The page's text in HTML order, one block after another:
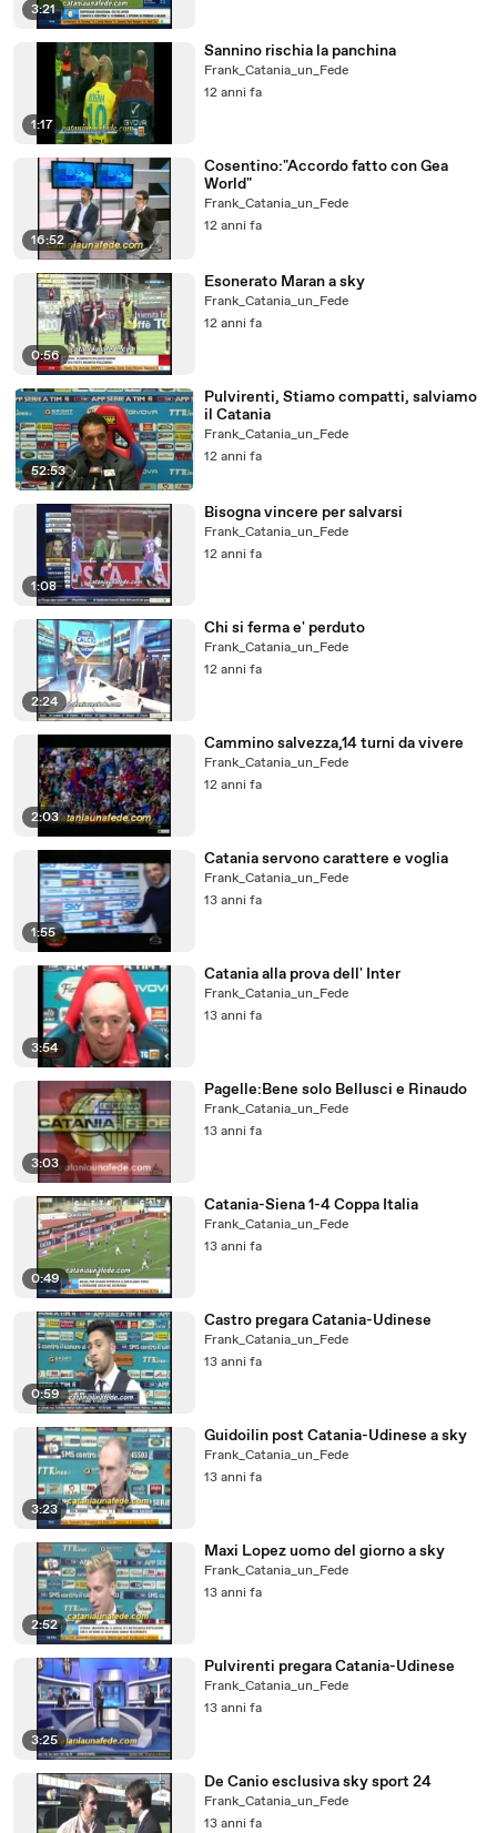
3:21
1:17
Sannino rischia la panchina
Frank_Catania_un_Fede
12 anni fa
16:52
Cosentino:"Accordo fatto con Gea
World"
Frank_Catania_un_Fede
12 anni fa
0:56
Esonerato Maran a sky
Frank_Catania_un_Fede
12 anni fa
52:53
Pulvirenti, Stiamo compatti, salviamo
il Catania
Frank_Catania_un_Fede
12 anni fa
1:08
Bisogna vincere per salvarsi
Frank_Catania_un_Fede
12 anni fa
2:24
Chi si ferma e' perduto
Frank_Catania_un_Fede
12 anni fa
2:03
Cammino salvezza,14 turni da vivere
Frank_Catania_un_Fede
12 anni fa
1:55
Catania servono carattere e voglia
Frank_Catania_un_Fede
13 anni fa
3:54
Catania alla prova dell' Inter
Frank_Catania_un_Fede
13 anni fa
3:03
Pagelle:Bene solo Bellusci e Rinaudo
Frank_Catania_un_Fede
13 anni fa
0:49
Catania-Siena 1-4 Coppa Italia
Frank_Catania_un_Fede
13 anni fa
0:59
Castro pregara Catania-Udinese
Frank_Catania_un_Fede
13 anni fa
3:23
Guidoilin post Catania-Udinese a sky
Frank_Catania_un_Fede
13 anni fa
2:52
Maxi Lopez uomo del giorno a sky
Frank_Catania_un_Fede
13 anni fa
3:25
Pulvirenti pregara Catania-Udinese
Frank_Catania_un_Fede
13 anni fa
De Canio esclusiva sky sport 24
Frank_Catania_un_Fede
13 anni fa